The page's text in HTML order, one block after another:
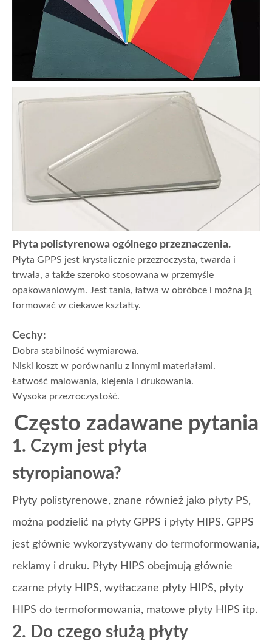
Płyta polistyrenowa ogólnego przeznaczenia.
Płyta GPPS jest krystalicznie przezroczysta, twarda i
trwała, a także szeroko stosowana w przemyśle
opakowaniowym. Jest tania, łatwa w obróbce i można ją
formować w ciekawe kształty.
Cechy:
Dobra stabilność wymiarowa.
Niski koszt w porównaniu z innymi materiałami.
Łatwość malowania, klejenia i drukowania.
Wysoka przezroczystość.
Często zadawane pytania
1. Czym jest płyta
styropianowa?
Płyty polistyrenowe, znane również jako płyty PS,
można podzielić na płyty GPPS i płyty HIPS. GPPS
jest głównie wykorzystywany do termoformowania,
reklamy i druku. Płyty HIPS obejmują głównie
czarne płyty HIPS, wytłaczane płyty HIPS, płyty
HIPS do termoformowania, matowe płyty HIPS itp.
2. Do czego służą płyty